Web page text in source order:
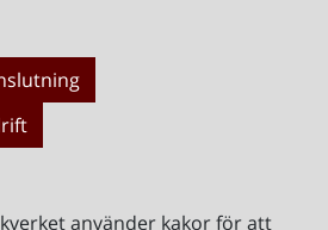
använder kakor för att